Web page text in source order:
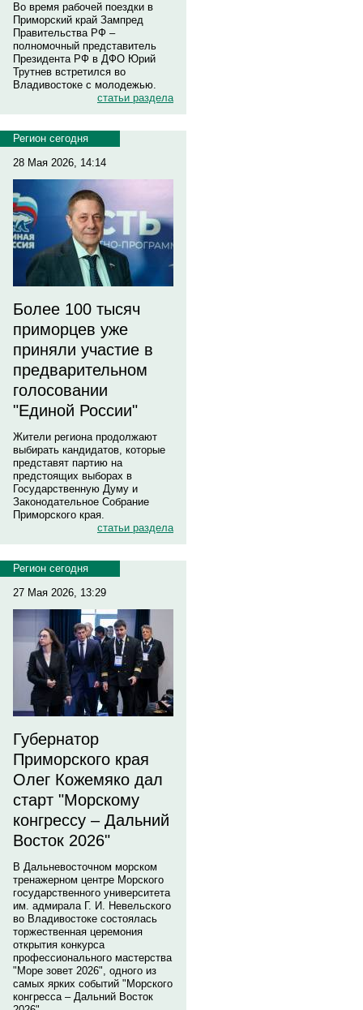
Во время рабочей поездки в
Приморский край Зампред
Правительства РФ –
полномочный представитель
Президента РФ в ДФО Юрий
Трутнев встретился во
Владивостоке с молодежью.
статьи раздела
Регион сегодня
28 Мая 2026, 14:14
Более 100 тысяч
приморцев уже
приняли участие в
предварительном
голосовании
"Единой России"
Жители региона продолжают
выбирать кандидатов, которые
представят партию на
предстоящих выборах в
Государственную Думу и
Законодательное Собрание
Приморского края.
статьи раздела
Регион сегодня
27 Мая 2026, 13:29
Губернатор
Приморского края
Олег Кожемяко дал
старт "Морскому
конгрессу – Дальний
Восток 2026"
В Дальневосточном морском
тренажерном центре Морского
государственного университета
им. адмирала Г. И. Невельского
во Владивостоке состоялась
торжественная церемония
открытия конкурса
профессионального мастерства
"Море зовет 2026", одного из
самых ярких событий "Морского
конгресса – Дальний Восток